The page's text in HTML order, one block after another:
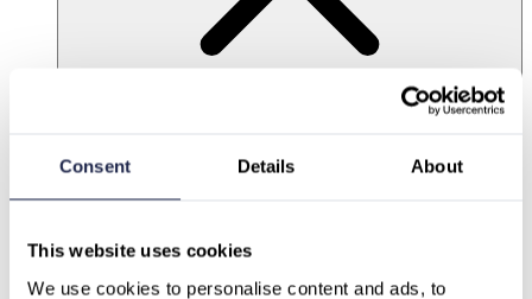
Consent Details About
This website uses cookies
We use cookies to personalise content and ads, to